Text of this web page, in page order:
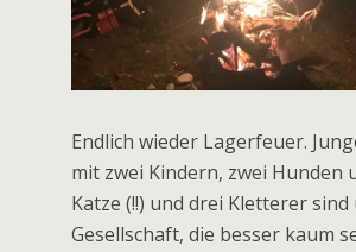
So, jetzt regnet es wirklich.